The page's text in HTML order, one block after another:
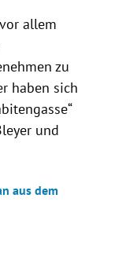
allem
zu
haben sich
und
aus dem